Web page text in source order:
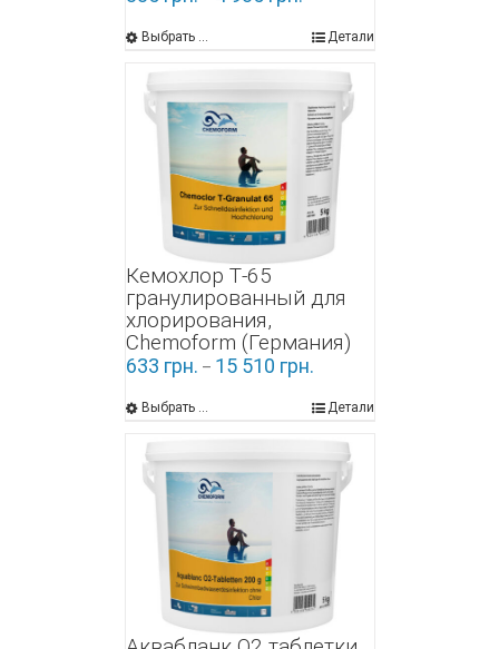
Выбрать ... Детали
Кемохлор Т-65
гранулированный для
хлорирования,
Chemoform (Германия)
633 грн. – 15 510 грн.
Выбрать ... Детали